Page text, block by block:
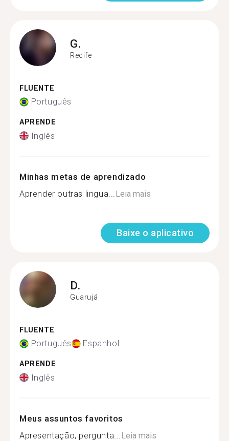
G.
Recife
FLUENTE
Português
APRENDE
Inglês
Minhas metas de aprendizado
Aprender outras lingua... Leia mais
Baixe o aplicativo
D.
Guarujá
FLUENTE
Português Espanhol
APRENDE
Inglês
Meus assuntos favoritos
Apresentação, pergunta... Leia mais